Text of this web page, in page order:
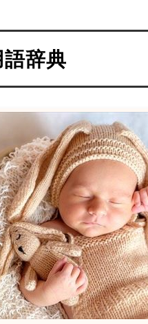
辞典